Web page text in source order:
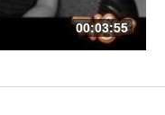
00:03:55